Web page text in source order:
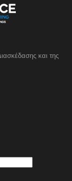
και της